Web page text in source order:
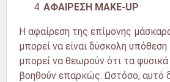
ΑΦΑΙΡΕΣΗ MAKΕ-UP
Η αφαίρεση της επίμονης
μπορεί να είναι δύσκολη
μπορεί να θεωρούν ότι τα
βοηθούν επαρκώς. Ωστόσο, αυτό